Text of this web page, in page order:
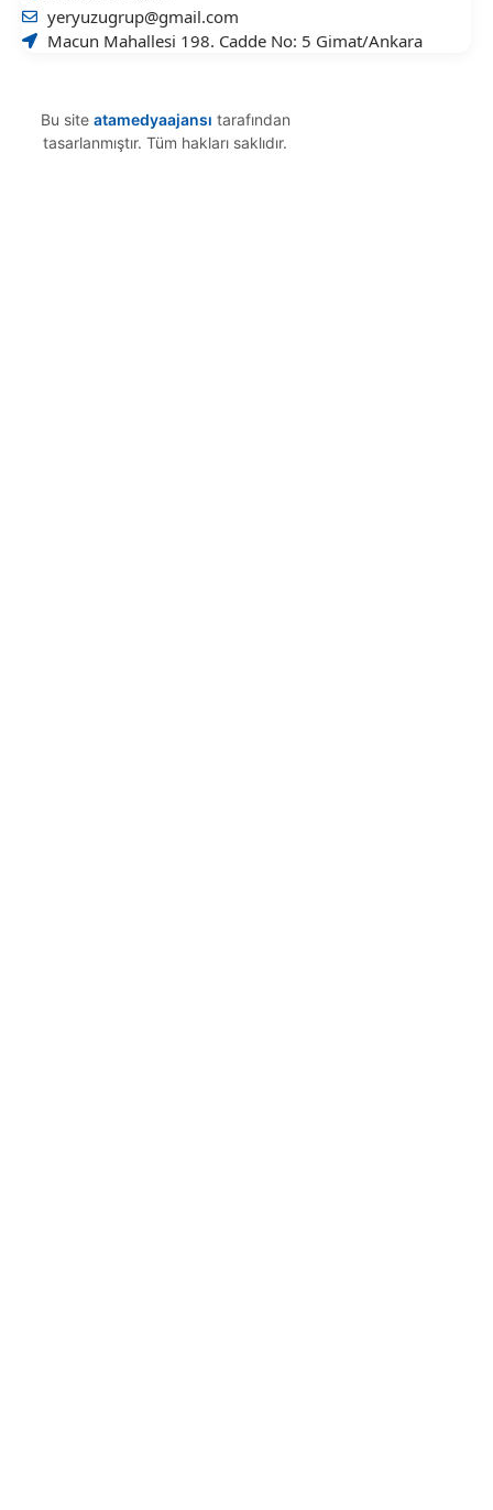
yeryuzugrup@gmail.com
Macun Mahallesi 198. Cadde No: 5 Gimat/Ankara
Bu site atamedyaajansı tarafından
tasarlanmıştır. Tüm hakları saklıdır.